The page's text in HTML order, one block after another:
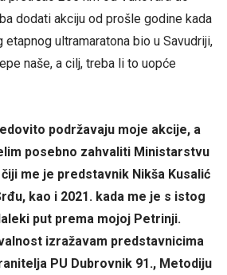
dodati akciju od prošle godine kada
ultramaratona bio u Savudriji,
naše, a cilj, treba li to uopće
podržavaju moje akcije, a
posebno zahvaliti Ministarstvu
me je predstavnik Nikša Kusalić
kao i 2021. kada me je s istog
put prema mojoj Petrinji.
izražavam predstavnicima
PU Dubrovnik 91., Metodiju